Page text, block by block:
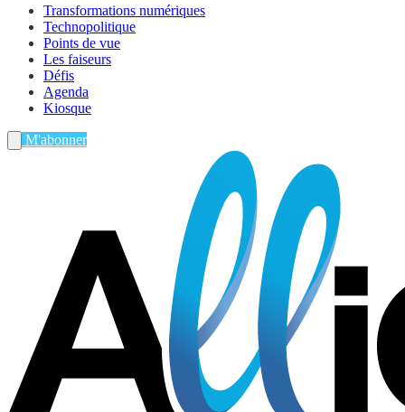
Transformations numériques
Technopolitique
Points de vue
Les faiseurs
Défis
Agenda
Kiosque
M'abonner